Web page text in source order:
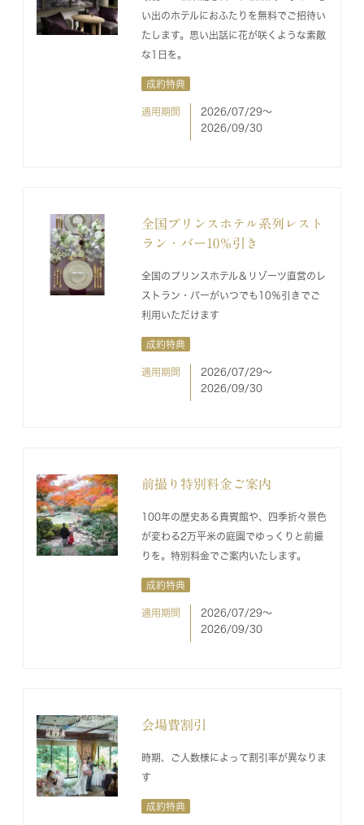
い出のホテルにおふたりを無料でご招待い
たします。思い出話に花が咲くような素敵
な1日を。
成約特典
適用期間
2026/07/29〜
2026/09/30
全国プリンスホテル系列レスト
ラン・バー10％引き
全国のプリンスホテル＆リゾーツ直営のレ
ストラン・バーがいつでも10％引きでご
利用いただけます
成約特典
適用期間
2026/07/29〜
2026/09/30
前撮り特別料金ご案内
100年の歴史ある貴賓館や、四季折々景色
が変わる2万平米の庭園でゆっくりと前撮
りを。特別料金でご案内いたします。
成約特典
適用期間
2026/07/29〜
2026/09/30
会場費割引
時期、ご人数様によって割引率が異なりま
す
成約特典